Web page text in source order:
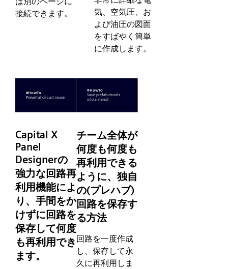
接続できます。
気、空気圧、お
よび油圧の図面
をすばやく簡単
に作成します。
Capital X
Panel
Designerの
強力な回路再
利用機能によ
り、手間をか
けずに回路を
保存して何度
も再利用でき
ます。
チーム全体が
何度も何度も
再利用できる
ように、独自
の(プレハブ)
回路を保存す
る方法
回路を一度作成
し、保存して永
久に再利用しま